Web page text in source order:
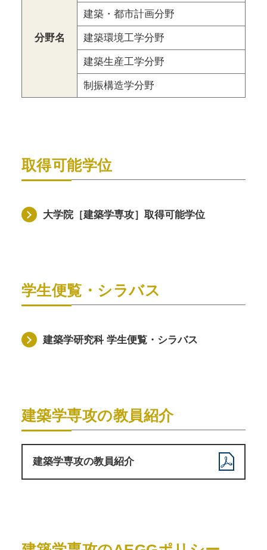
分野名
建築・都市計画分野
建築環境工学分野
建築生産工学分野
制振構造学分野
取得可能学位
大学院［建築学専攻］取得可能学位
学生便覧・シラバス
建築学研究科 学生便覧・シラバス
建築学専攻の教員紹介
建築学専攻の教員紹介